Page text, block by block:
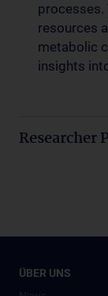
processes.
resources
metabolic
insights
Researcher
ÜBER UNS